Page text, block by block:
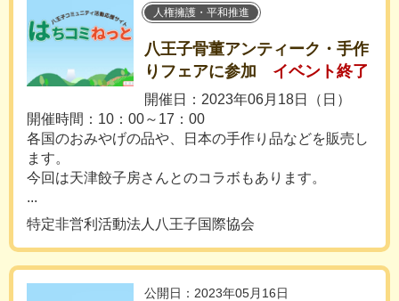
人権擁護・平和推進
八王子骨董アンティーク・手作
りフェアに参加
イベント終了
開催日：2023年06月18日（日）
開催時間：10：00～17：00
各国のおみやげの品や、日本の手作り品などを販売し
ます。
今回は天津餃子房さんとのコラボもあります。
...
特定非営利活動法人八王子国際協会
公開日：2023年05月16日